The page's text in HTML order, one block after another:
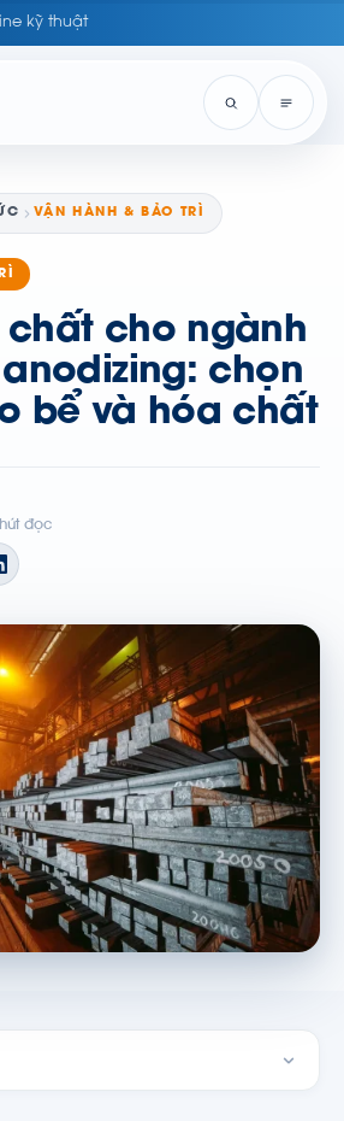
kỹ thuật
VẬN HÀNH & BẢO TRÌ
chất cho ngành
chọn
bể và hóa chất
đọc